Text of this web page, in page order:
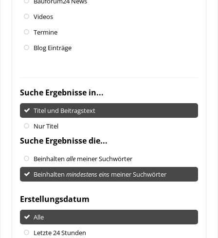
Videos
Termine
Blog Einträge
Suche Ergebnisse in...
Titel und Beitragstext
Nur Titel
Suche Ergebnisse die...
Beinhalten alle meiner Suchwörter
Beinhalten mindestens eins meiner Suchwörter
Erstellungsdatum
Alle
Letzte 24 Stunden